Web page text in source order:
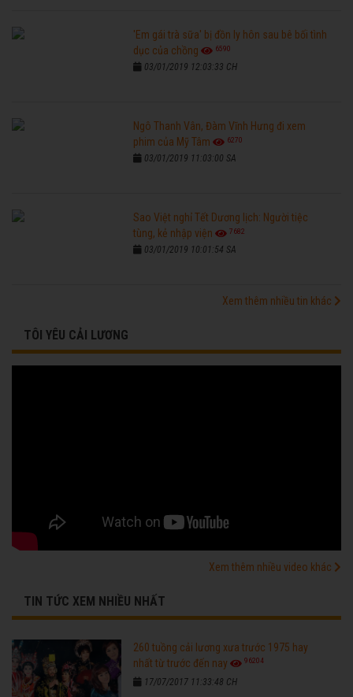
'Em gái trà sữa' bị đồn ly hôn sau bê bối tình
dục của chồng
6590
03/01/2019 12:03:33 CH
Ngô Thanh Vân, Đàm Vĩnh Hưng đi xem
phim của Mỹ Tâm
6270
03/01/2019 11:03:00 SA
Sao Việt nghỉ Tết Dương lịch: Người tiệc
tùng, kẻ nhập viện
7682
03/01/2019 10:01:54 SA
Xem thêm nhiều tin khác
TÔI YÊU CẢI LƯƠNG
Xem thêm nhiều video khác
TIN TỨC XEM NHIỀU NHẤT
260 tuồng cải lương xưa trước 1975 hay
nhất từ trước đến nay
96204
17/07/2017 11:33:48 CH